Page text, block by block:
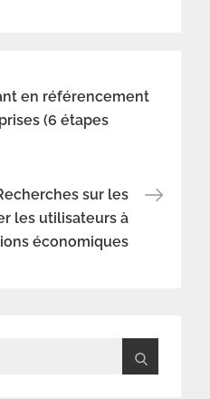
en référencement
(6 étapes
sur les
les utilisateurs à
économiques